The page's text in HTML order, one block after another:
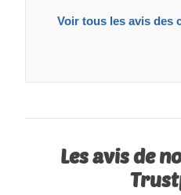
Voir tous les avis des
Les avis de